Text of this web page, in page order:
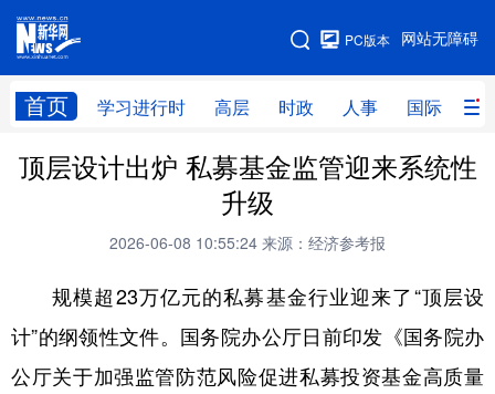
网站无障碍
PC版本
首页 学习进行时 高层 时政 人事 国际 财
网站地图
学习进行时 高层 时政 人事
科技 科创 量子 体育
文化 书画 健康 军事
顶层设计出炉 私募基金监管迎来系统性
升级
2026-06-08 10:55:24 来源：经济参考报
规模超23万亿元的私募基金行业迎来了“顶层设
计”的纲领性文件。国务院办公厅日前印发《国务院办
公厅关于加强监管防范风险促进私募投资基金高质量